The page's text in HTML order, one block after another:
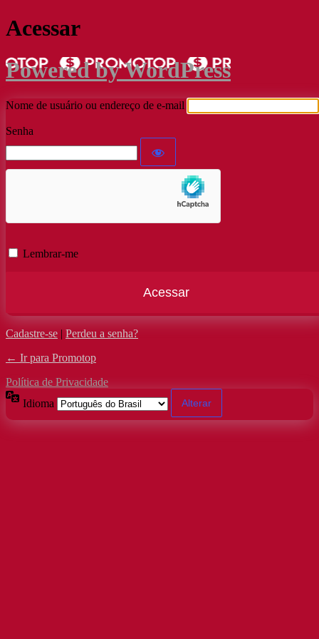
Acessar
Powered by WordPress
Nome de usuário ou endereço de e-mail
Senha
Lembrar-me
Cadastre-se | Perdeu a senha?
← Ir para Promotop
Política de Privacidade
Idioma